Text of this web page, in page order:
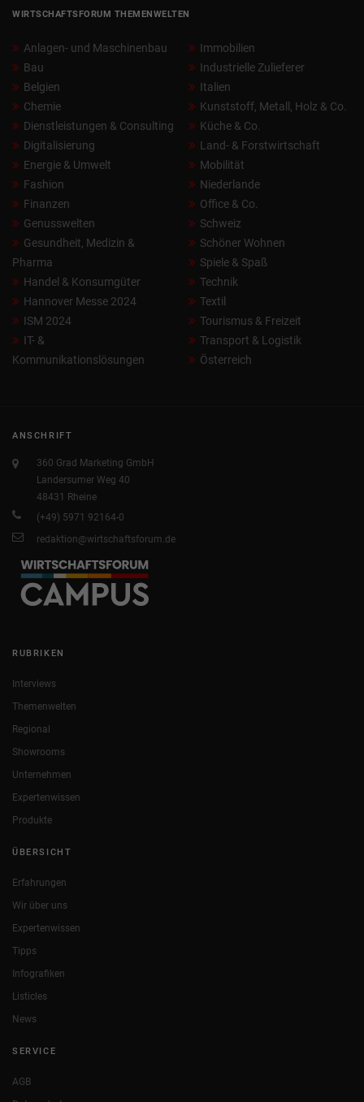
WIRTSCHAFTSFORUM THEMENWELTEN
Anlagen- und Maschinenbau
Bau
Belgien
Chemie
Dienstleistungen & Consulting
Digitalisierung
Energie & Umwelt
Fashion
Finanzen
Genusswelten
Gesundheit, Medizin &
Pharma
Handel & Konsumgüter
Hannover Messe 2024
ISM 2024
IT- &
Kommunikationslösungen
Immobilien
Industrielle Zulieferer
Italien
Kunststoff, Metall, Holz & Co.
Küche & Co.
Land- & Forstwirtschaft
Mobilität
Niederlande
Office & Co.
Schweiz
Schöner Wohnen
Spiele & Spaß
Technik
Textil
Tourismus & Freizeit
Transport & Logistik
Österreich
ANSCHRIFT
360 Grad Marketing GmbH
Landersumer Weg 40
48431 Rheine
(+49) 5971 92164-0
redaktion@wirtschaftsforum.de
RUBRIKEN
Interviews
Themenwelten
Regional
Showrooms
Unternehmen
Expertenwissen
Produkte
ÜBERSICHT
Erfahrungen
Wir über uns
Expertenwissen
Tipps
Infografiken
Listicles
News
SERVICE
AGB